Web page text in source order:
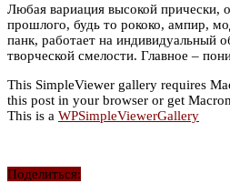
Любая вариация высокой прически,
прошлого, будь то рококо, ампир,
панк, работает на индивидуальный
творческой смелости. Главное –
This SimpleViewer gallery requires
this post in your browser or get
This is a WPSimpleViewerGallery
Поделиться: